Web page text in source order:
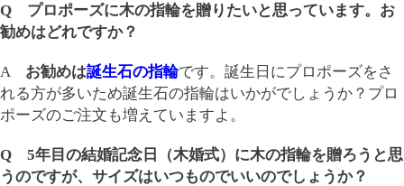
Q プロポーズに木の指輪を贈りたいと思っています。お
勧めはどれですか？
A お勧めは誕生石の指輪です。誕生日にプロポーズをさ
れる方が多いため誕生石の指輪はいかがでしょうか？プロ
ポーズのご注文も増えていますよ。
Q 5年目の結婚記念日（木婚式）に木の指輪を贈ろうと思
うのですが、サイズはいつものでいいのでしょうか？